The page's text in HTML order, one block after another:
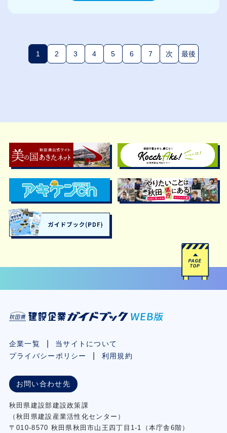
1(現在のページ)
2 3 4 5 6 7 次 最後
企業一覧
当サイトについて
プライバシーポリシー
利用規約
お問い合わせ先
秋⽥県建設部建設政策課
（秋⽥県建設産業活性化センター）
〒010-8570 秋田県秋田市⼭王四丁⽬1-1（本庁舎6階）